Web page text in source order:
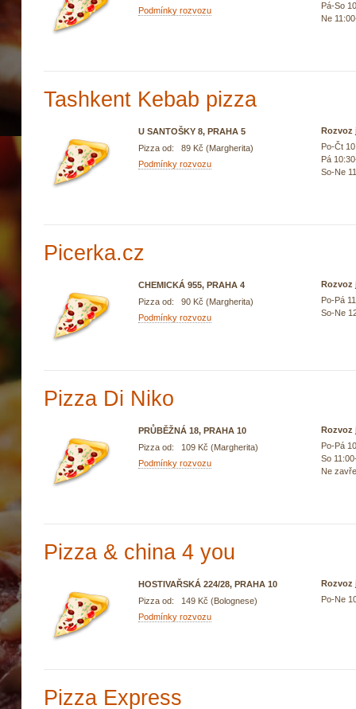
Podmínky rozvozu
Pá-So
Ne
Tashkent Kebab pizza
U SANTOŠKY 8, PRAHA 5
Pizza od: 89 Kč (Margherita)
Podmínky rozvozu
Rozvoz
Po-Čt
Pá
So-Ne
Picerka.cz
CHEMICKÁ 955, PRAHA 4
Pizza od: 90 Kč (Margherita)
Podmínky rozvozu
Rozvoz
Po-Pá
So-Ne
Pizza Di Niko
PRŮBĚŽNÁ 18, PRAHA 10
Pizza od: 109 Kč (Margherita)
Podmínky rozvozu
Rozvoz
Po-Pá
So
Ne
Pizza & china 4 you
HOSTIVAŘSKÁ 224/28, PRAHA 10
Pizza od: 149 Kč (Bolognese)
Podmínky rozvozu
Rozvoz
Po-Ne
Pizza Express